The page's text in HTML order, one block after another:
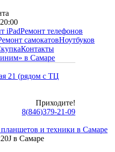
iPadРемонт телефонов
самокатовНоутбуков
Контакты
21 (рядом с ТЦ
Приходите!
8(846)379-21-09
и техники в Самаре
в Самаре